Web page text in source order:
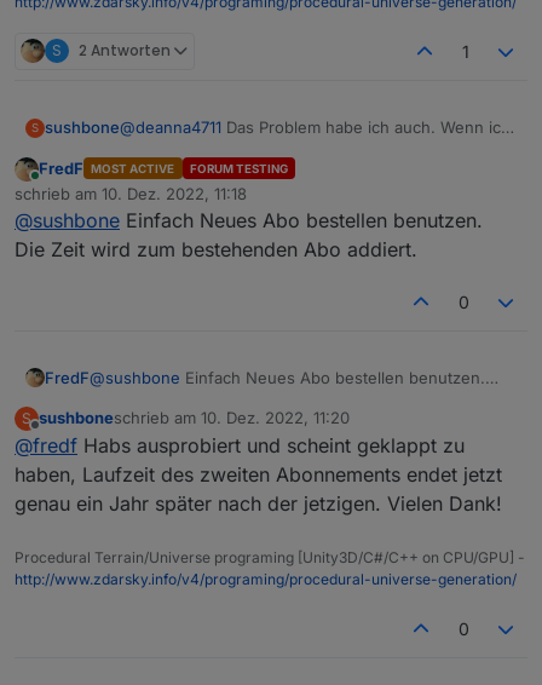
S 2 Antworten 1
S sushbone@deanna4711 Das Problem habe ich auch. Wenn ich
Jahr.
kostet der Assistent 23,99 Euro für ein Jahr.
Online
FredF MOST ACTIVE FORUM TESTING
schrieb am 10. Dez. 2022, 11:18
zuletzt editiert von
@sushbone Einfach Neues Abo bestellen benutzen.
Die Zeit wird zum bestehenden Abo addiert.
0
FredF@sushbone Einfach Neues Abo bestellen benutzen.
S
Offline
sushboneschrieb am 10. Dez. 2022, 11:20
zuletzt editiert von
@fredf Habs ausprobiert und scheint geklappt zu
haben, Laufzeit des zweiten Abonnements endet jetzt
genau ein Jahr später nach der jetzigen. Vielen Dank!
Procedural Terrain/Universe programing [Unity3D/C#/C++ on CPU/GPU] -
http://www.zdarsky.info/v4/programing/procedural-universe-generation/
0